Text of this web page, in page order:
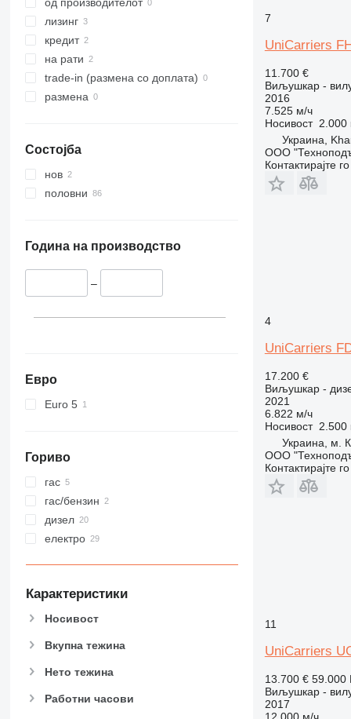
од производителот
лизинг
кредит
на рати
trade-in (размена со доплата)
размена
Состојба
нов
половни
Година на производство
–
Евро
Euro 5
Гориво
гас
гас/бензин
дизел
електро
Карактеристики
Носивост
Вкупна тежина
Нето тежина
Работни часови
7
UniCarriers
11.700 €
Виљушкар -
2016
7.525 м/ч
Носивост 2.000
Украина,
ООО
Контактирајте
4
UniCarriers
17.200 €
Виљушкар -
2021
6.822 м/ч
Носивост 2.500
Украина, м.
ООО
Контактирајте
11
UniCarriers
13.700 € 59.000
Виљушкар -
2017